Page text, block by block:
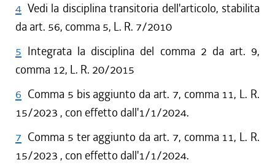
4 Vedi la disciplina transitoria dell'articolo, stabilita
da art. 56, comma 5, L. R. 7/2010
5 Integrata la disciplina del comma 2 da art. 9,
comma 12, L. R. 20/2015
6 Comma 5 bis aggiunto da art. 7, comma 11, L. R.
15/2023 , con effetto dall'1/1/2024.
7 Comma 5 ter aggiunto da art. 7, comma 11, L. R.
15/2023 , con effetto dall'1/1/2024.